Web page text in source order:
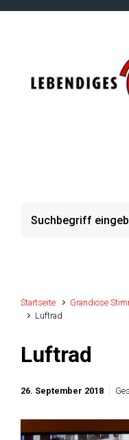
Zum Hauptinhalt
Startseite
Grandiose
Luftrad
Luftrad
26. September 2018